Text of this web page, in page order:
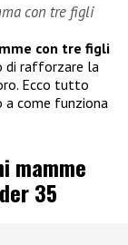
con tre figli
con tre figli
di rafforzare la
Ecco tutto
a come funziona
mamme
35